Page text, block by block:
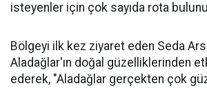
isteyenler için çok sayıda rota
Bölgeyi ilk kez ziyaret eden Seda
Aladağlar'ın doğal güzelliklerinden
ederek, "Aladağlar gerçekten çok